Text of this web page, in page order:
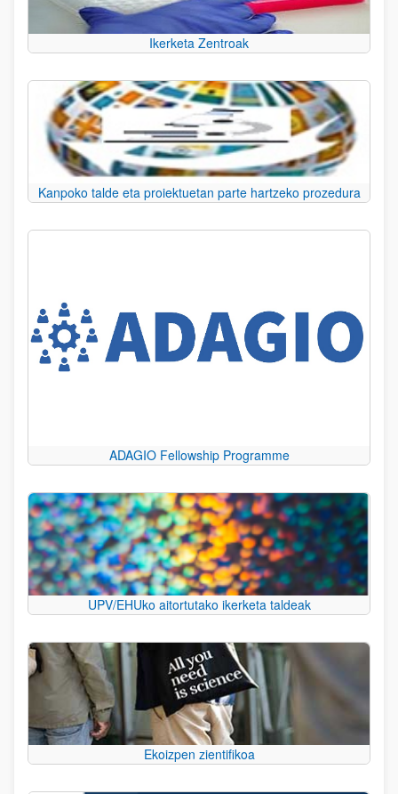
Ikerketa Zentroak
Kanpoko talde eta proiektuetan parte hartzeko prozedura
ADAGIO Fellowship Programme
UPV/EHUko aitortutako ikerketa taldeak
Ekoizpen zientifikoa